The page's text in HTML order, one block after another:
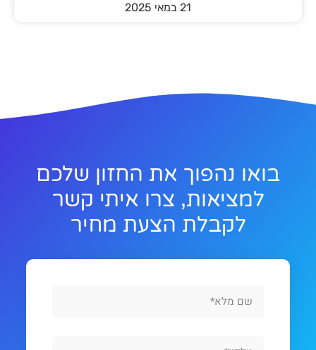
21 במאי 2025
בואו נהפוך את החזון שלכם
למציאות, צרו איתי קשר
לקבלת הצעת מחיר
Name